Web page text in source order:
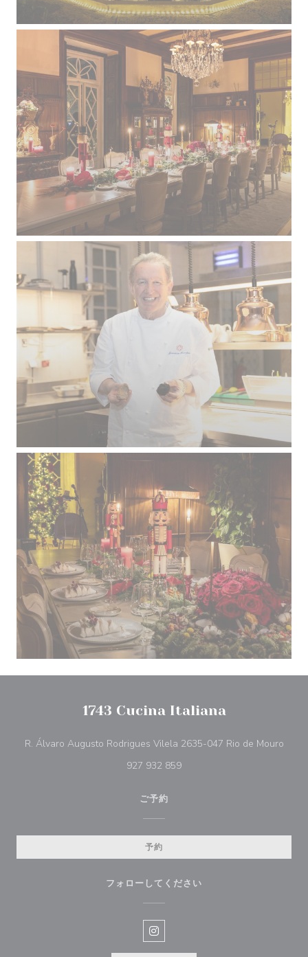
1743 Cucina Italiana
R. Álvaro Augusto Rodrigues Vilela 2635-047 Rio de Mouro((新
927 932 859
ご予約
予約
フォローしてください
Instagram ((新しいウィンドウ